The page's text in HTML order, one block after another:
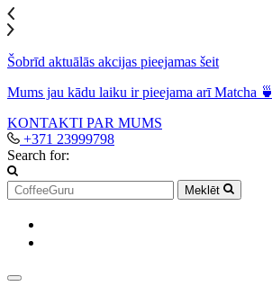
Šobrīd aktuālās akcijas pieejamas šeit
Mums jau kādu laiku ir pieejama arī Matcha 🍵
KONTAKTI PAR MUMS
+371 23999798
Search for:
Meklēt